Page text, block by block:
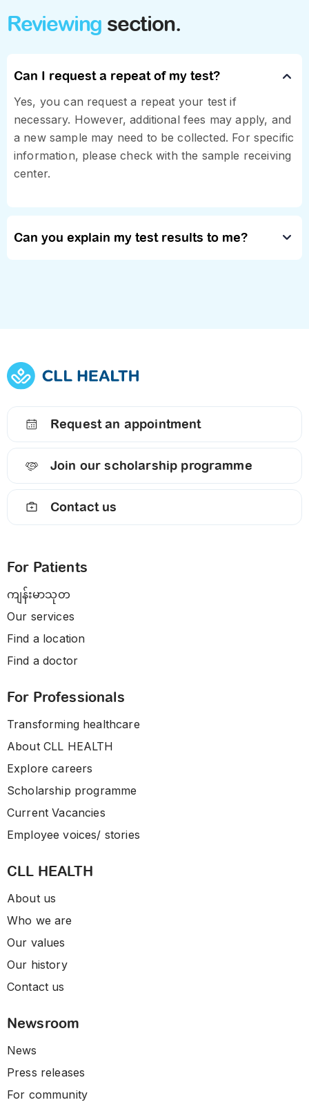
Reviewing section.
Can I request a repeat of my test?
Yes, you can request a repeat your test if
necessary. However, additional fees may apply, and
a new sample may need to be collected. For specific
information, please check with the sample receiving
center.
Can you explain my test results to me?
Request an appointment
Join our scholarship programme
Contact us
For Patients
ကျန်းမာသုတ
Our services
Find a location
Find a doctor
For Professionals
Transforming healthcare
About CLL HEALTH
Explore careers
Scholarship programme
Current Vacancies
Employee voices/ stories
CLL HEALTH
About us
Who we are
Our values
Our history
Contact us
Newsroom
News
Press releases
For community